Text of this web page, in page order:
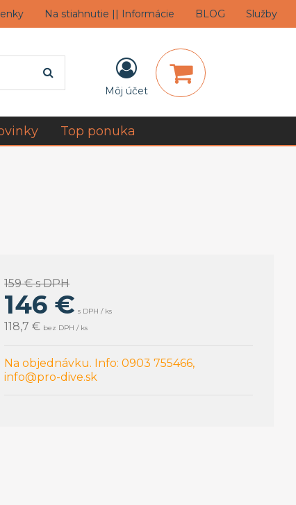
Na stiahnutie || Informácie BLOG Služby
Môj účet
Top ponuka
159 €s DPH
146 € s DPH / ks
118,7 € bez DPH / ks
Na objednávku. Info: 0903 755466,
info@pro-dive.sk